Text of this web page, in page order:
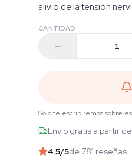
alivio de la tensión
CANTIDAD
Solo te escribiremos sobre
Envío gratis a partir
4.5/5de 781 reseñas